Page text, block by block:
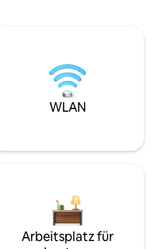
WLAN
Arbeitsplatz für